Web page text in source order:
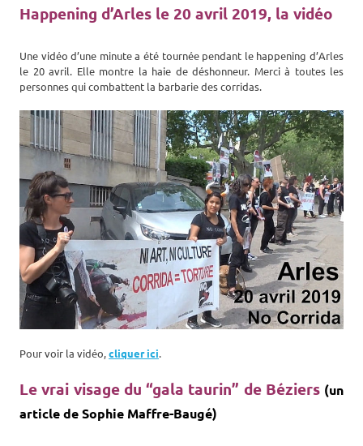
Happening d’Arles le 20 avril 2019, la vidéo
Une vidéo d’une minute a été tournée pendant le happening d’Arles
le 20 avril. Elle montre la haie de déshonneur. Merci à toutes les
personnes qui combattent la barbarie des corridas.
Pour voir la vidéo,cliquer ici.
Le vrai visage du “gala taurin” de Béziers (un
article de Sophie Maffre-Baugé)